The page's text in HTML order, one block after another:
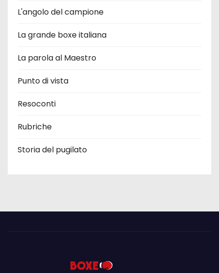
L'angolo del campione
La grande boxe italiana
La parola al Maestro
Punto di vista
Resoconti
Rubriche
Storia del pugilato